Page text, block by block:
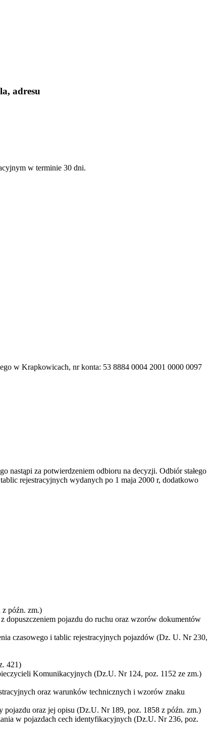
adresu
w terminie 30 dni.
w Krapkowicach, nr konta: 53 8884 0004 2001 0000 0097
nastąpi za potwierdzeniem odbioru na decyzji. Odbiór stałego
rejestracyjnych wydanych po 1 maja 2000 r, dodatkowo
późn. zm.)
dopuszczeniem pojazdu do ruchu oraz wzorów dokumentów
czasowego i tablic rejestracyjnych pojazdów (Dz. U. Nr 230,
421)
Komunikacyjnych (Dz.U. Nr 124, poz. 1152 ze zm.)
oraz warunków technicznych i wzorów znaku
oraz jej opisu (Dz.U. Nr 189, poz. 1858 z późn. zm.)
w pojazdach cech identyfikacyjnych (Dz.U. Nr 236, poz.